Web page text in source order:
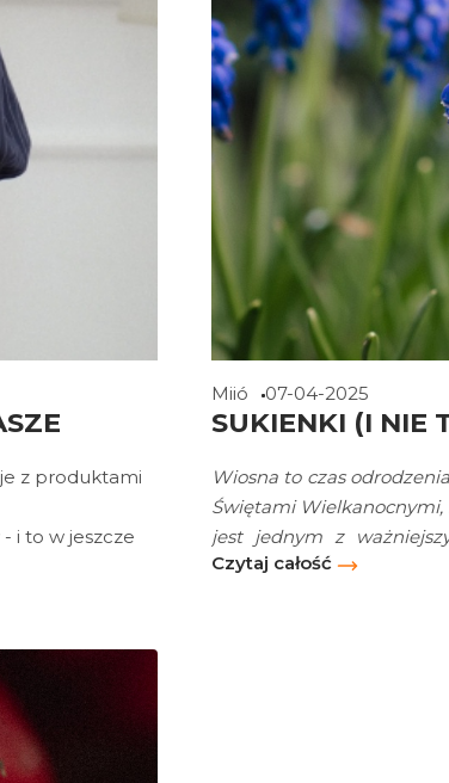
z produktami
i to w jeszcze
klasyki z
z
Miió 07-04-2025
SUKIENKI (I NIE
Wiosna to czas
Świętami
jest jednym z
sukienkami. Czas
Czytaj całość